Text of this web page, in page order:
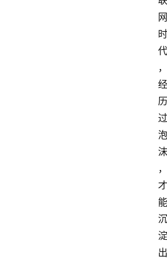
网
时
代
，
经
历
过
泡
沫
，
才
能
沉
淀
出